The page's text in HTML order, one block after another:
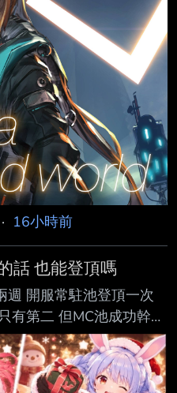
塊 アステル・レダ：
16小時前
話 也能登頂嗎
週 開服常駐池登頂一次
有第二 但MC池成功幹掉
成功率2/3 那麼這池呢
如果聖誕節端